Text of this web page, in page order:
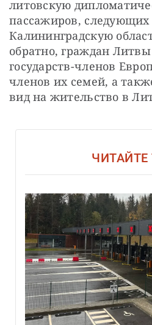
литовскую
пассажиров, следующих
Калининградскую
обратно, граждан
государств-членов
членов их семей, а
вид на жительство в